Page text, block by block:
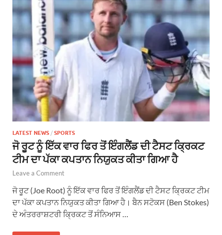
LATEST NEWS / SPORTS
ਜੋ ਰੂਟ ਨੂੰ ਇੱਕ ਵਾਰ ਫਿਰ ਤੋਂ ਇੰਗਲੈਂਡ ਦੀ ਟੈਸਟ ਕ੍ਰਿਕਟ
ਟੀਮ ਦਾ ਪੱਕਾ ਕਪਤਾਨ ਨਿਯੁਕਤ ਕੀਤਾ ਗਿਆ ਹੈ
Leave a Comment
ਜੋ ਰੂਟ (Joe Root) ਨੂੰ ਇੱਕ ਵਾਰ ਫਿਰ ਤੋਂ ਇੰਗਲੈਂਡ ਦੀ ਟੈਸਟ ਕ੍ਰਿਕਟ ਟੀਮ
ਦਾ ਪੱਕਾ ਕਪਤਾਨ ਨਿਯੁਕਤ ਕੀਤਾ ਗਿਆ ਹੈ। ਬੈਨ ਸਟੋਕਸ (Ben Stokes)
ਦੇ ਅੰਤਰਰਾਸ਼ਟਰੀ ਕ੍ਰਿਕਟ ਤੋਂ ਸੰਨਿਆਸ …